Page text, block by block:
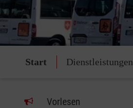
Start Dienstleistungen
Vorlesen